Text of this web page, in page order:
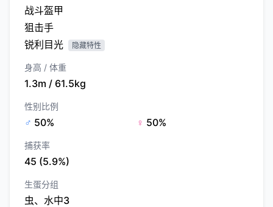
战斗盔甲
狙击手
锐利目光
隐藏特性
身高 / 体重
1.3m / 61.5kg
性别比例
♂ 50% ♀ 50%
捕获率
45 (5.9%)
生蛋分组
虫、水中3